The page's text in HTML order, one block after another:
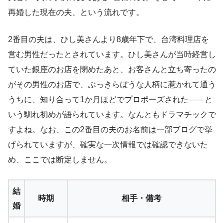
再婚した現在の夫、という流れです。
2番目の夫は、ひし美さんより8歳年下で、台湾料理店を
営む男性だったとされています。ひし美さんが当時経営し
ていた銀座のお店を閉めたあと、お客さんと立ち寄ったの
がその男性のお店で、ぶっきらぼうな人柄に惹かれて通う
うちに、知り合って1か月ほどでプロポーズされた——と
いう馴れ初めが語られています。なんともドラマチックで
すよね。なお、この2番目の夫のお名前は一部ブログで挙
げられていますが、確実な一次情報では確認できないた
め、ここでは断定しません。
結
婚
時期 相手・備考